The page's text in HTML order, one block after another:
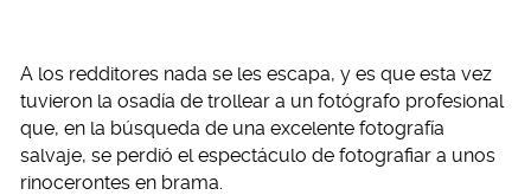
A los redditores nada se les escapa, y es que esta vez
tuvieron la osadía de trollear a un fotógrafo profesional
que, en la búsqueda de una excelente fotografía
salvaje, se perdió el espectáculo de fotografiar a unos
rinocerontes en brama.